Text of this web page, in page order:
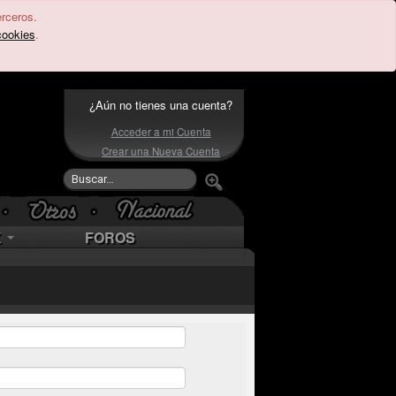
.
¿Aún no tienes una cuenta?
Acceder a mi Cuenta
Crear una Nueva Cuenta
FOROS